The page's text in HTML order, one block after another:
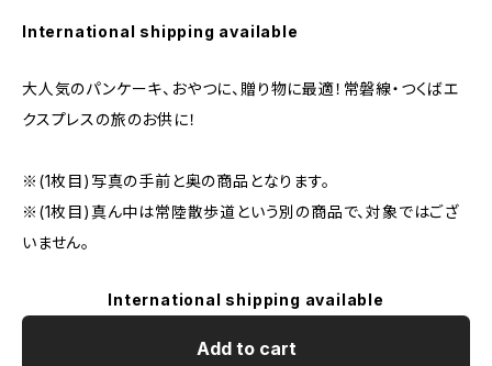
International shipping available
大人気のパンケーキ、おやつに、贈り物に最適！常磐線・つくばエ
クスプレスの旅のお供に！
※(1枚目)写真の手前と奥の商品となります。
※(1枚目)真ん中は常陸散歩道という別の商品で、対象ではござ
いません。
International shipping available
Add to cart